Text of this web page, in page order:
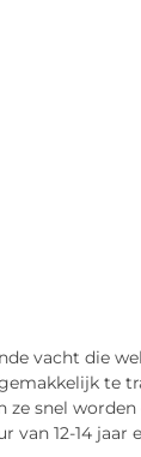
vacht die
te
ze snel
12-14 jaar